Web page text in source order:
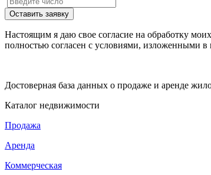
Настоящим я даю свое согласие на обработку
полностью согласен с условиями, изложенными
Достоверная база данных о продаже и аренде
Каталог недвижимости
Продажа
Аренда
Коммерческая